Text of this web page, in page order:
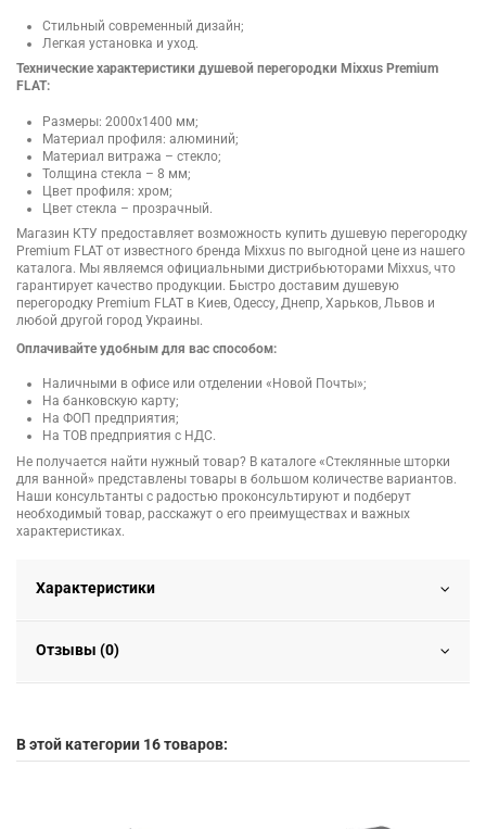
Стильный современный дизайн;
Легкая установка и уход.
Технические характеристики душевой перегородки Mixxus Premium
FLAT:
Размеры: 2000х1400 мм;
Материал профиля: алюминий;
Материал витража – стекло;
Толщина стекла – 8 мм;
Цвет профиля: хром;
Цвет стекла – прозрачный.
Магазин КТУ предоставляет возможность купить душевую перегородку
Premium FLAT от известного бренда Mixxus по выгодной цене из нашего
каталога. Мы являемся официальными дистрибьюторами Mixxus, что
гарантирует качество продукции. Быстро доставим душевую
перегородку Premium FLAT в Киев, Одессу, Днепр, Харьков, Львов и
любой другой город Украины.
Оплачивайте удобным для вас способом:
Наличными в офисе или отделении «Новой Почты»;
На банковскую карту;
На ФОП предприятия;
На ТОВ предприятия с НДС.
Не получается найти нужный товар? В каталоге «Стеклянные шторки
для ванной» представлены товары в большом количестве вариантов.
Наши консультанты с радостью проконсультируют и подберут
необходимый товар, расскажут о его преимуществах и важных
характеристиках.
Характеристики
Отзывы (0)
В этой категории 16 товаров: